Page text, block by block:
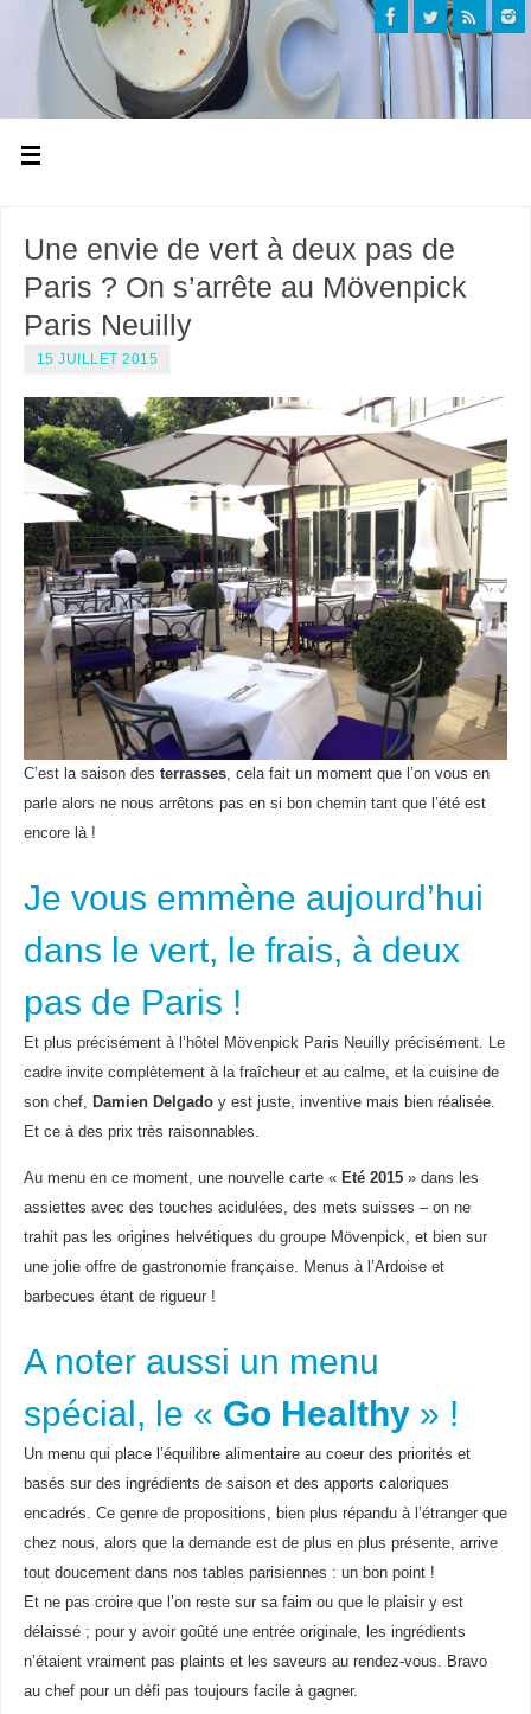
Une envie de vert à deux pas de
Paris ? On s’arrête au Mövenpick
Paris Neuilly
15 JUILLET 2015
C’est la saison des terrasses, cela fait un moment que l’on vous en
parle alors ne nous arrêtons pas en si bon chemin tant que l’été est
encore là !
Je vous emmène aujourd’hui
dans le vert, le frais, à deux
pas de Paris !
Et plus précisément à l’hôtel Mövenpick Paris Neuilly précisément. Le
cadre invite complètement à la fraîcheur et au calme, et la cuisine de
son chef, Damien Delgadoy est juste, inventive mais bien réalisée.
Et ce à des prix très raisonnables.
Au menu en ce moment, une nouvelle carte « Eté 2015» dans les
assiettes avec des touches acidulées, des mets suisses – on ne
trahit pas les origines helvétiques du groupe Mövenpick, et bien sur
une jolie offre de gastronomie française. Menus à l’Ardoise et
barbecues étant de rigueur !
A noter aussi un menu
spécial, le « Go Healthy» !
Un menu qui place l’équilibre alimentaire au coeur des priorités et
basés sur des ingrédients de saison et des apports caloriques
encadrés. Ce genre de propositions, bien plus répandu à l’étranger que
chez nous, alors que la demande est de plus en plus présente, arrive
tout doucement dans nos tables parisiennes : un bon point !
Et ne pas croire que l’on reste sur sa faim ou que le plaisir y est
délaissé ; pour y avoir goûté une entrée originale, les ingrédients
n’étaient vraiment pas plaints et les saveurs au rendez-vous. Bravo
au chef pour un défi pas toujours facile à gagner.